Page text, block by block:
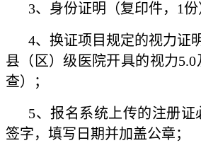
3、身份证明（复印件，1份
4、换证项目规定的视力证
县（区）级医院开具的视力
查）；
5、报名系统上传的注册证
签字，填写日期并加盖公章；